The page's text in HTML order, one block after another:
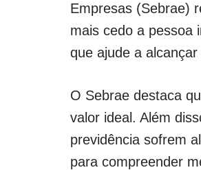
Empresas (Sebrae)
mais cedo a pessoa
que ajude a
O Sebrae destaca
valor ideal. Além
previdência sofrem
para compreender